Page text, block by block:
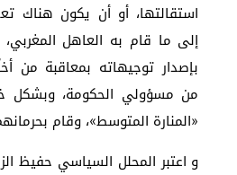
استقالتها، أو أن يكون هناك
إلى ما قام به العاهل
بإصدار توجيهاته بمعاقبة من
من مسؤولي الحكومة،
«المنارة المتوسط»، وقام
و اعتبر المحلل السياسي حفيظ